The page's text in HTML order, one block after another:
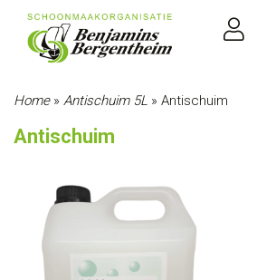
Home» Antischuim 5L » Antischuim
Antischuim